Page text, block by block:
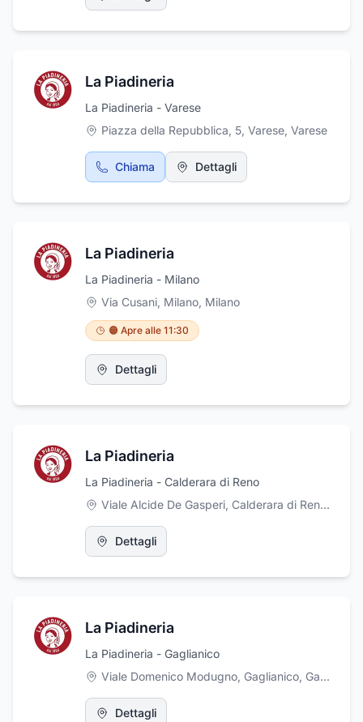
La Piadineria
La Piadineria - Varese
Piazza della Repubblica, 5, Varese, Varese
Chiama Dettagli
La Piadineria
La Piadineria - Milano
Via Cusani, Milano, Milano
🟠 Apre alle 11:30
Dettagli
La Piadineria
La Piadineria - Calderara di Reno
Viale Alcide De Gasperi, Calderara di Reno,
Dettagli
La Piadineria
La Piadineria - Gaglianico
Viale Domenico Modugno, Gaglianico, Gaglianico
Dettagli